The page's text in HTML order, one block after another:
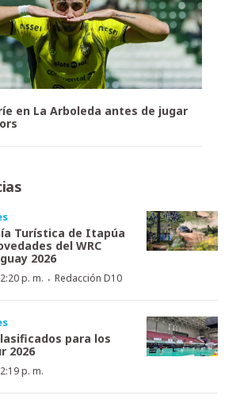
en La Arboleda antes de jugar
Turística de Itapúa
del WRC
2026
p. m. · Redacción D10
para los
2026
p. m.